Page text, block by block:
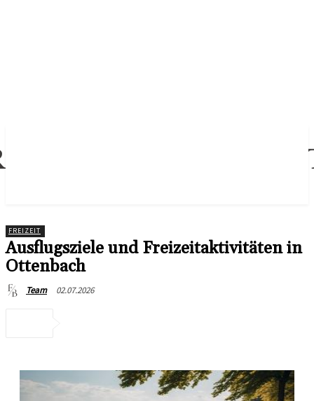
FREIZEIT
Ausflugsziele und Freizeitaktivitäten in
Ottenbach
Team 02.07.2026